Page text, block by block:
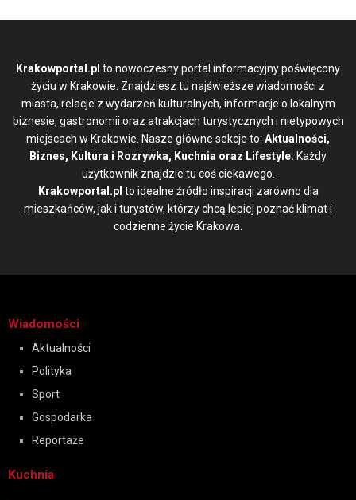
Krakowportal.pl to nowoczesny portal informacyjny poświęcony
życiu w Krakowie. Znajdziesz tu najświeższe wiadomości z
miasta, relacje z wydarzeń kulturalnych, informacje o lokalnym
biznesie, gastronomii oraz atrakcjach turystycznych i nietypowych
miejscach w Krakowie. Nasze główne sekcje to: Aktualności,
Biznes, Kultura i Rozrywka, Kuchnia oraz Lifestyle. Każdy
użytkownik znajdzie tu coś ciekawego.
Krakowportal.pl to idealne źródło inspiracji zarówno dla
mieszkańców, jak i turystów, którzy chcą lepiej poznać klimat i
codzienne życie Krakowa.
Wiadomości
Aktualności
Polityka
Sport
Gospodarka
Reportaże
Kuchnia